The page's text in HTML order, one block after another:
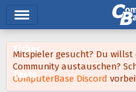
Ticker
Tests
Mitspieler gesucht? Du
Community austauschen?
ComputerBase Discord